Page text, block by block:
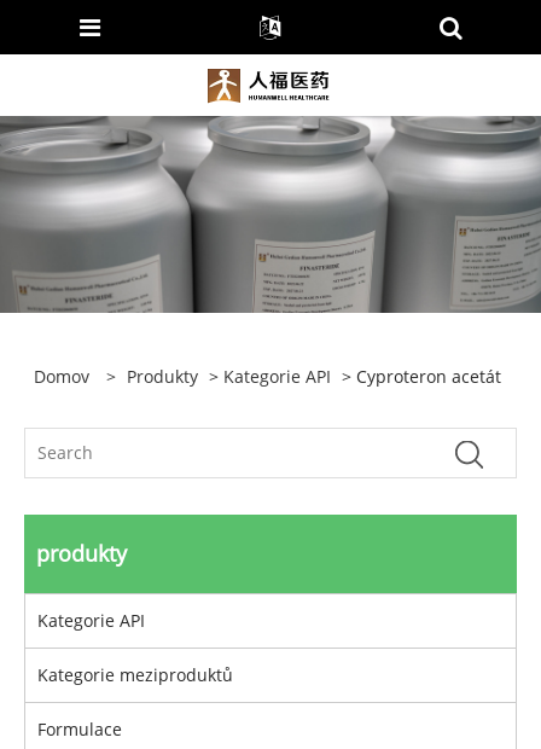
Domov > Produkty > Kategorie API > Cyproteron acetát
produkty
Kategorie API
Kategorie meziproduktů
Formulace